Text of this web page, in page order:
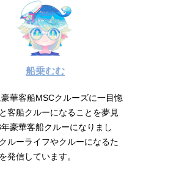
船乗むむ
華客船MSCクルーズに一目惚
客船クルーになることを夢見
豪華客船クルーになりまし
ルーライフやクルーになるた
発信しています。